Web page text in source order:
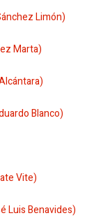
Limón)
Marta)
Blanco)
Vite)
Luis Benavides)